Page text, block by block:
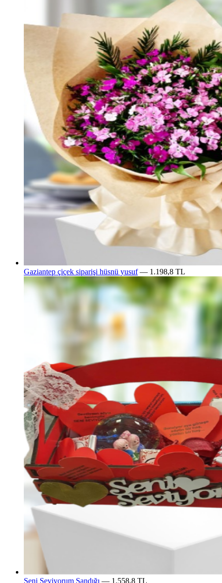
Gaziantep çiçek siparişi hüsnü yusuf— 1.198,8 TL
Seni Seviyorum Sandığı — 1.558,8 TL